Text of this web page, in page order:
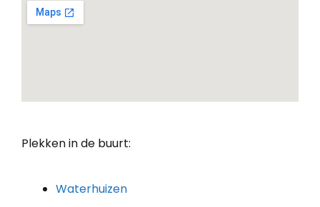
Plekken in de buurt:
Waterhuizen